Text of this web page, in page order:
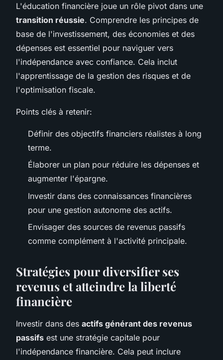
L'éducation financière joue un rôle pivot dans une
transition réussie. Comprendre les principes de
base de l'investissement, des économies et des
dépenses est essentiel pour naviguer vers
l'indépendance avec confiance. Cela inclut
l'apprentissage de la gestion des risques et de
l'optimisation fiscale.
Points clés à retenir:
Définir des objectifs financiers réalistes à long
terme.
Élaborer un plan pour réduire les dépenses et
augmenter l'épargne.
Investir dans des connaissances financières
pour une gestion autonome des actifs.
Envisager des sources de revenus passifs
comme complément à l'activité principale.
Stratégies pour diversifier ses
revenus et atteindre la liberté
financière
Investir dans des actifs générant des revenus
passifs est une stratégie capitale pour
l'indépendance financière. Cela peut inclure